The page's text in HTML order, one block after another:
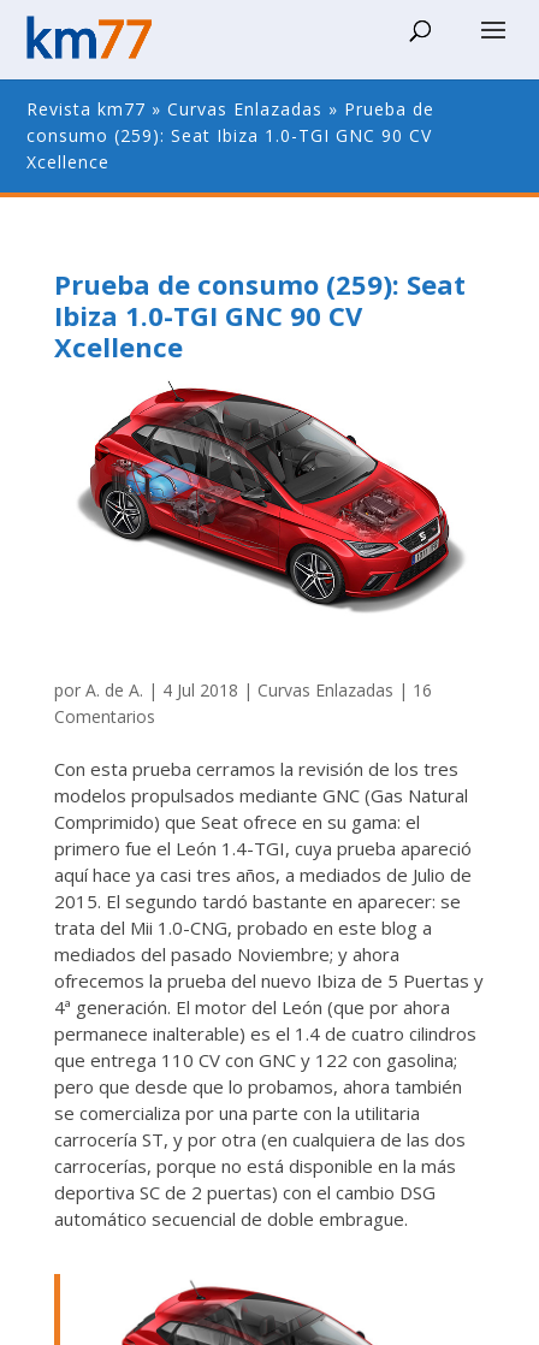
Revista km77 »Curvas Enlazadas » Prueba de
consumo (259): Seat Ibiza 1.0-TGI GNC 90 CV
Xcellence
Prueba de consumo (259): Seat
Ibiza 1.0-TGI GNC 90 CV
Xcellence
por A. de A. | 4 Jul 2018 | Curvas Enlazadas | 16
Comentarios
Con esta prueba cerramos la revisión de los tres
modelos propulsados mediante GNC (Gas Natural
Comprimido) que Seat ofrece en su gama: el
primero fue el León 1.4-TGI, cuya prueba apareció
aquí hace ya casi tres años, a mediados de Julio de
2015. El segundo tardó bastante en aparecer: se
trata del Mii 1.0-CNG, probado en este blog a
mediados del pasado Noviembre; y ahora
ofrecemos la prueba del nuevo Ibiza de 5 Puertas y
4ª generación. El motor del León (que por ahora
permanece inalterable) es el 1.4 de cuatro cilindros
que entrega 110 CV con GNC y 122 con gasolina;
pero que desde que lo probamos, ahora también
se comercializa por una parte con la utilitaria
carrocería ST, y por otra (en cualquiera de las dos
carrocerías, porque no está disponible en la más
deportiva SC de 2 puertas) con el cambio DSG
automático secuencial de doble embrague.